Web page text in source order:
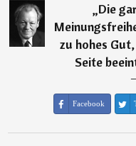
„Die
zu hohes
Seite
Facebook